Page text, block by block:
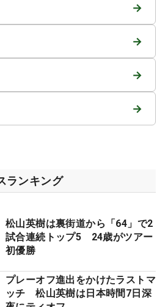
→
→
→
→
ランキング
松山英樹は裏街道から「64」で2
試合連続トップ5 24歳がツアー
初優勝
プレーオフ進出をかけたラストマ
ッチ 松山英樹は日本時間7日深